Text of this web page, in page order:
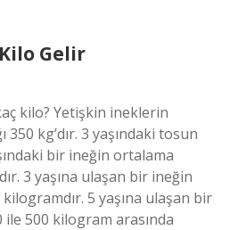
Gelir
kilo? Yetişkin ineklerin
350 kg’dır. 3 yaşındaki tosun
bir ineğin ortalama
3 yaşına ulaşan bir ineğin
kilogramdır. 5 yaşına ulaşan bir
ile 500 kilogram arasında